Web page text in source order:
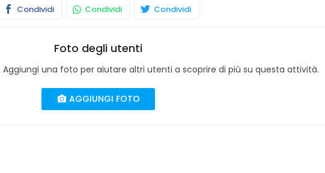
Condividi Condividi Condividi
Foto degli utenti
Aggiungi una foto per aiutare altri utenti a scoprire di più su questa attività.
AGGIUNGI FOTO